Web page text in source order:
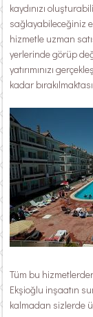
kaydınızı
sağlayabileceğiniz
hizmetle uzman
yerlerinde görüp
yatırımınızı
kadar
Tüm bu
Ekşioğlu inşaatın
kalmadan sizlerde